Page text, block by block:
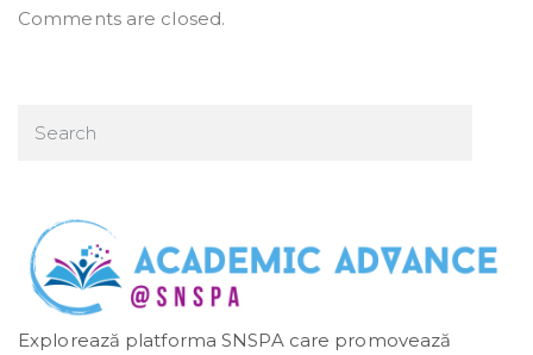
Comments are closed.
Explorează platforma SNSPA care promovează